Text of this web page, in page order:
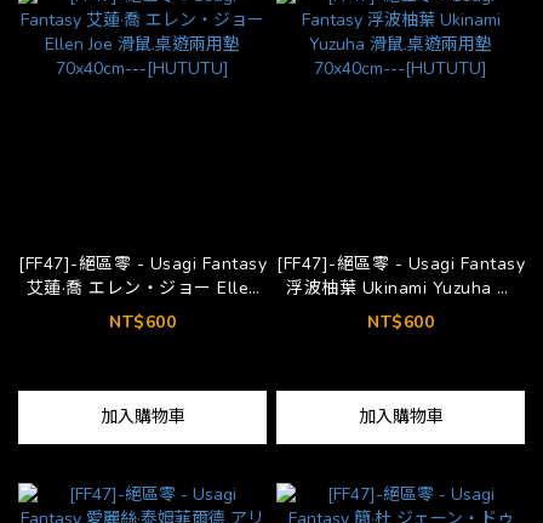
[FF47]-絕區零 - Usagi Fantasy
艾蓮·喬 エレン・ジョー Ellen
Joe 滑鼠.桌遊兩用墊 70x40cm-
--[HUTUTU]
NT$600
加入購物車
[FF47]-絕區零 - Usagi Fantasy
浮波柚葉 Ukinami Yuzuha 滑
鼠.桌遊兩用墊 70x40cm---
[HUTUTU]
NT$600
加入購物車